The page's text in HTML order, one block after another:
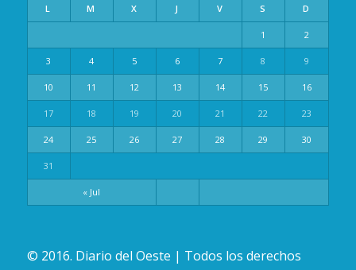
L M X J V S D
« Jul
1 2
3 4 5 6 7 8 9
10 11 12 13 14 15 16
17 18 19 20 21 22 23
24 25 26 27 28 29 30
31
© 2016. Diario del Oeste | Todos los derechos